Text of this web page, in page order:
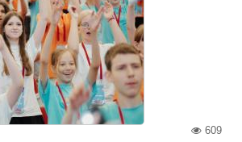
609